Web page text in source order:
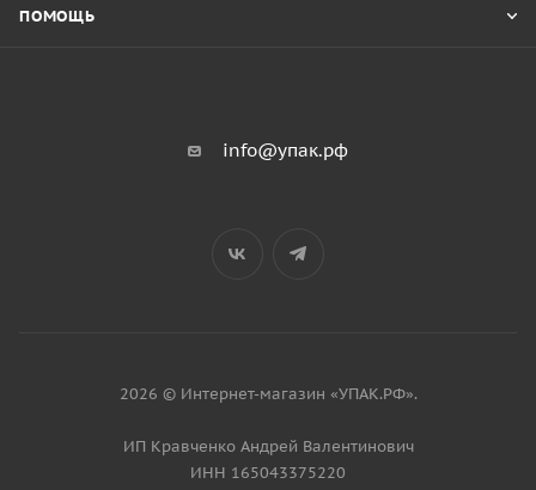
ПОМОЩЬ
info@упак.рф
2026 © Интернет-магазин «УПАК.РФ».
ИП Кравченко Андрей Валентинович
ИНН 165043375220